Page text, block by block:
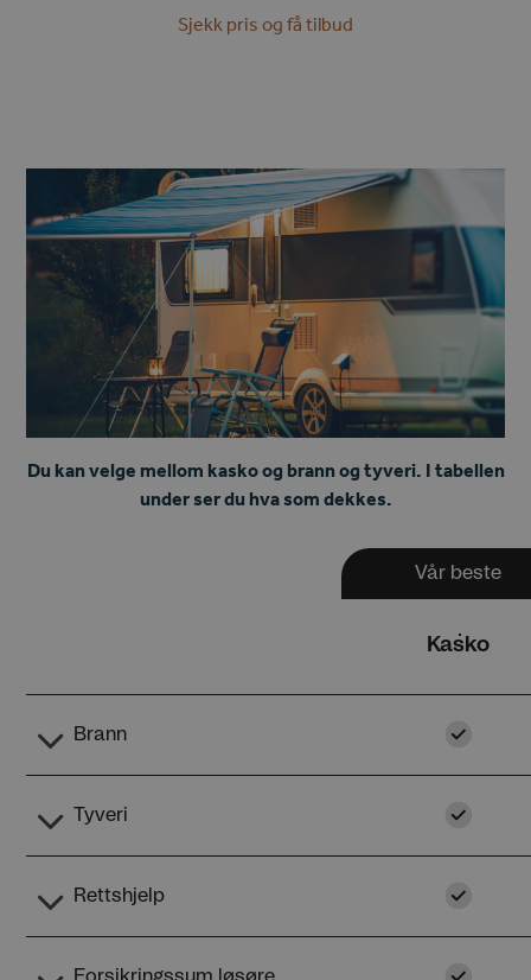
Sjekk pris og få tilbud
Du kan velge mellom kasko og brann og tyveri. I tabellen
under ser du hva som dekkes.